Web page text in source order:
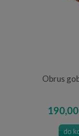
Obrus
190,00
do